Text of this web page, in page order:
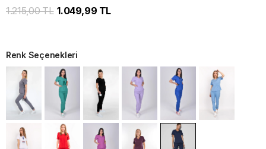
1.215,00 TL 1.049,99 TL
Renk Seçenekleri